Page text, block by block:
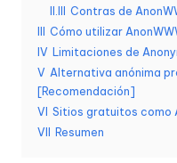
e
c
e
si
d
II.III Contras de
III Cómo utilizar
IV Limitaciones de
V Alternativa anónima
[Recomendación]
VI Sitios gratuitos como
VII Resumen